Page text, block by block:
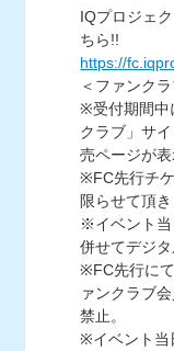
IQプロジェ
ちら!!
https://
＜ファンク
※受付期間中
クラブ」サ
売ページが表
※FC先行チ
限らせて頂き
※イベント当
併せてデジ
※FC先行に
ァンクラブ
禁止。
※イベント当